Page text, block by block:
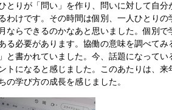
とりが「問い」を作り、問いに対して自分
けです。その時間は個別、一人ひとりの
ならできるのかなあと思いました。個別で
る必要があります。協働の意味を調べてみ
と書かれていました。今、話題になってい
になると感じました。このあたりは、来
学び方の成長を感じました。